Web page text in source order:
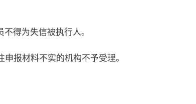
得为失信被执行人。
报材料不实的机构不予受理。